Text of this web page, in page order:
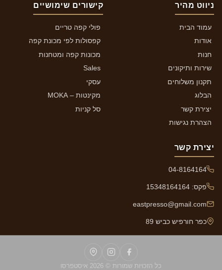
ניווט מהיר
עמוד הבית
אודות
חנות
שירות ותיקונים
תקנון משלוחים
הבלוג
יצירת קשר
הצהרת נגישות
קישורים שימושיים
פולי קפה טריים
קפסולות לפי מכונת קפה
מכונות קפה ומטחנות
Sales
עסקי
מקינטות – MOKA
סל קניות
יצירת קשר
04-8164164
פקס: 15348164164
eastpresso@gmail.com
כפר חורפיש כביש 89
כל הזכויות שמורות © 2026 איסטפרסו